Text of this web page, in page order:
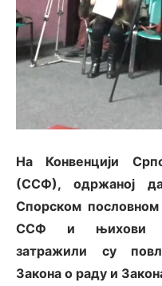
На Конвенцији
(ССФ), одржаној
Спорском
ССФ и њихови
затражили су
Закона о раду и